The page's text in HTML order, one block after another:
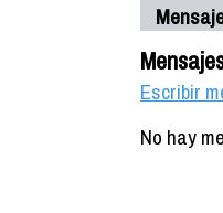
Escribir
No hay